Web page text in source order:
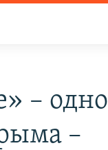
– одно
–